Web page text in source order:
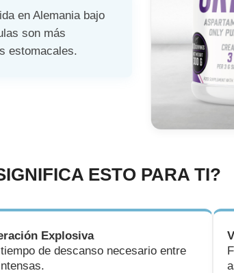
en Alemania bajo
son más
estomacales.
ESTO PARA TI?
Explosiva
de descanso necesario entre